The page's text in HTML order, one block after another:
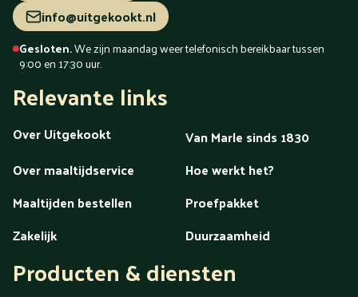
info@uitgekookt.nl
Gesloten.We zijn maandag weer telefonisch bereikbaar tussen
9:00 en 17:30 uur.
Relevante links
Over Uitgekookt
Van Marle sinds 1830
Over maaltijdservice
Hoe werkt het?
Maaltijden bestellen
Proefpakket
Zakelijk
Duurzaamheid
Producten & diensten